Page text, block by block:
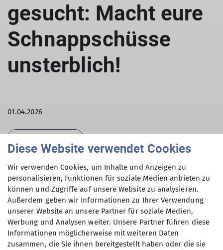
gesucht: Macht eure
Schnappschüsse
unsterblich!
01.04.2026
Ammertal & Königsschlösser: Zeigt uns eure
Schätze!
Liebe Fotograf*innen!
Der Redaktionsschluss für den nächsten
„Alpenblick“ rückt näher und wir wollen unsere
Seite mit euren besten Momenten füllen!
Diese Website verwendet Cookies
Wir verwenden Cookies, um Inhalte und Anzeigen zu
personalisieren, Funktionen für soziale Medien anbieten zu
können und Zugriffe auf unsere Website zu analysieren.
Außerdem geben wir Informationen zu Ihrer Verwendung
unserer Website an unsere Partner für soziale Medien,
Werbung und Analysen weiter. Unsere Partner führen diese
Informationen möglicherweise mit weiteren Daten
zusammen, die Sie ihnen bereitgestellt haben oder die sie